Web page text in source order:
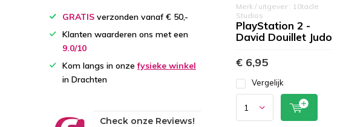
Merk / uitgever : 10tacle
Studios
PlayStation 2 -
David Douillet Judo
€ 6,95
Vergelijk
GRATIS verzonden vanaf € 50,-
Klanten waarderen ons met een
9.0/10
Kom langs in onzefysieke winkel
in Drachten
Check onze Reviews!